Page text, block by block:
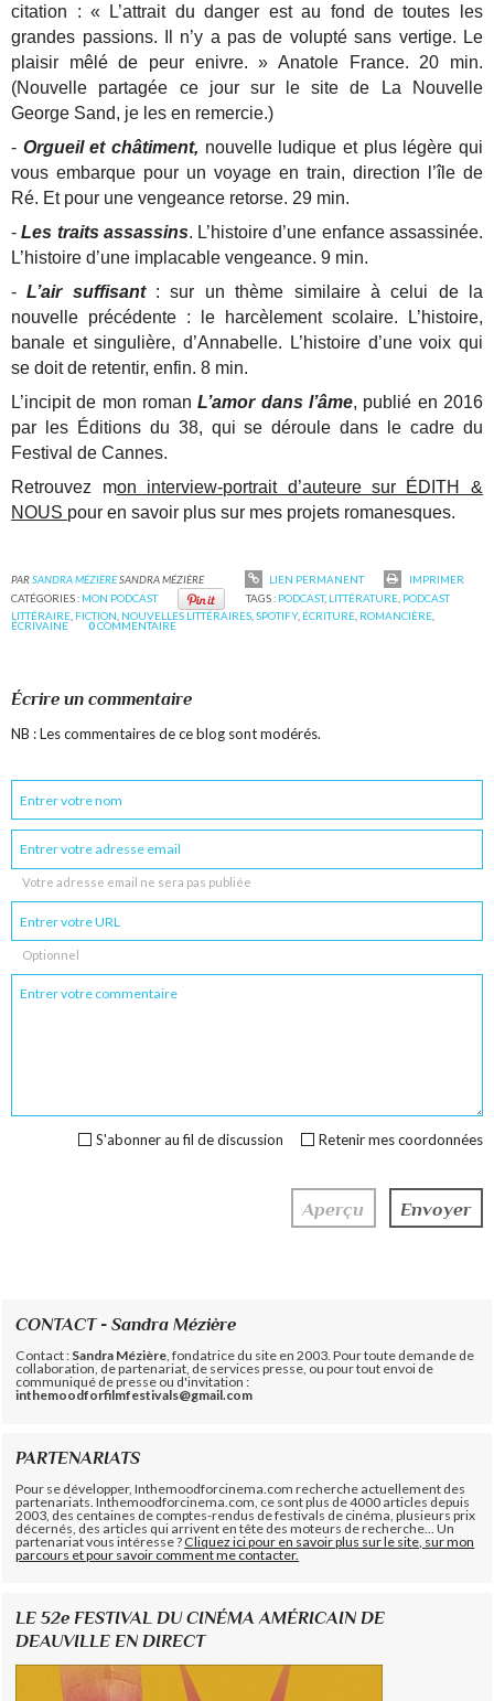
citation : « L’attrait du danger est au fond de toutes les
grandes passions. Il n’y a pas de volupté sans vertige. Le
plaisir mêlé de peur enivre. » Anatole France. 20 min.
(Nouvelle partagée ce jour sur le site de La Nouvelle
George Sand, je les en remercie.)
- Orgueil et châtiment, nouvelle ludique et plus légère qui
vous embarque pour un voyage en train, direction l’île de
Ré. Et pour une vengeance retorse. 29 min.
-Les traits assassins. L’histoire d’une enfance assassinée.
L’histoire d’une implacable vengeance. 9 min.
-L’air suffisant: sur un thème similaire à celui de la
nouvelle précédente : le harcèlement scolaire. L’histoire,
banale et singulière, d’Annabelle. L’histoire d’une voix qui
se doit de retentir, enfin. 8 min.
L’incipit de mon romanL’amor dans l’âme, publié en 2016
par les Éditions du 38, qui se déroule dans le cadre du
Festival de Cannes.
Retrouvez mon interview-portrait d’auteure sur ÉDITH &
NOUS pour en savoir plus sur mes projets romanesques.
PARSANDRA MÉZIÈRESANDRA MÉZIÈRE LIEN PERMANENT
IMPRIMER
CATÉGORIES : MON PODCAST TAGS : PODCAST, LITTÉRATURE, PODCAST
LITTÉRAIRE FICTION NOUVELLES LITTÉRAIRES ,SPOTIFY, ÉCRITURE ROMANCIÈRE
ÉCRIVAINE 0COMMENTAIRE
Écrire un commentaire
NB : Les commentaires de ce blog sont modérés.
Votre adresse email ne sera pas publiée
Optionnel
Retenir mes coordonnées
S'abonner au fil de discussion
CONTACT - Sandra Mézière
Contact : Sandra Mézière , fondatrice du site en 2003. Pour toute demande de
collaboration, de partenariat, de services presse, ou pour tout envoi de
communiqué de presse ou d'invitation :
inthemoodforfilmfestivals@gmail.com
PARTENARIATS
Pour se développer, Inthemoodforcinema.com recherche actuellement des
partenariats. Inthemoodforcinema.com, ce sont plus de 4000 articles depuis
2003, des centaines de comptes-rendus de festivals de cinéma, plusieurs prix
décernés, des articles qui arrivent en tête des moteurs de recherche... Un
partenariat vous intéresse ?Cliquez ici pour en savoir plus sur le site, sur mon
parcours et pour savoir comment me contacter.
LE 52e FESTIVAL DU CINÉMA AMÉRICAIN DE
DEAUVILLE EN DIRECT